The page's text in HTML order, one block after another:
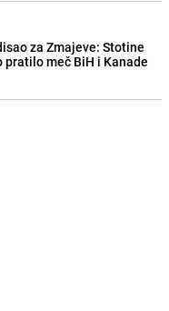
za Zmajeve: Stotine
meč BiH i Kanade